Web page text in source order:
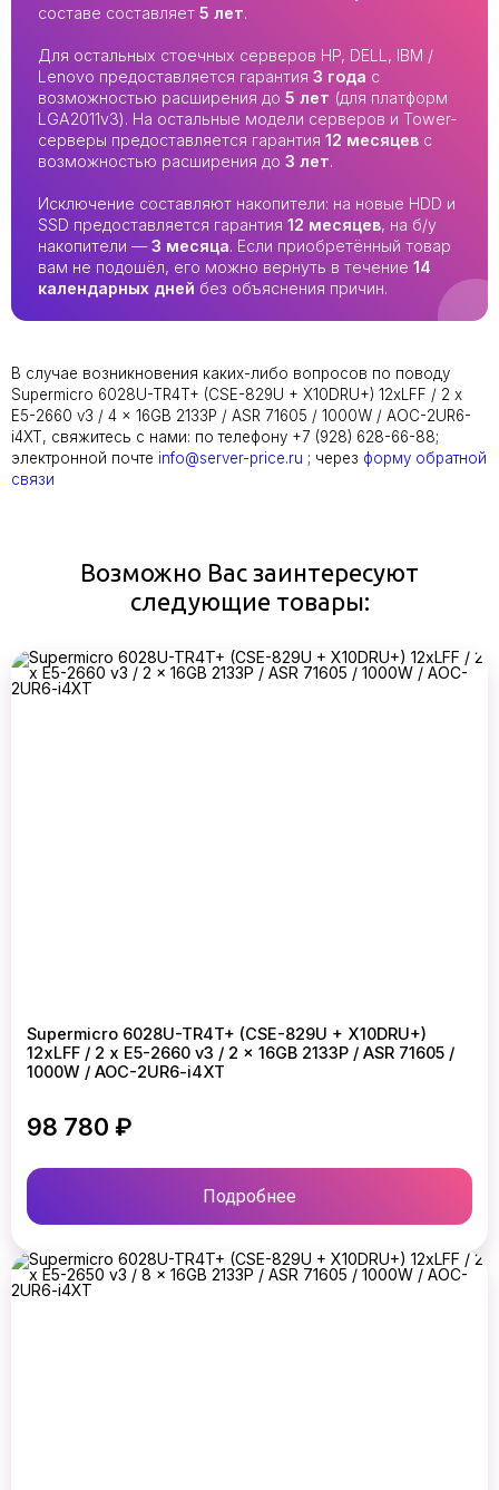
составе составляет 5 лет.
Для остальных стоечных серверов HP, DELL, IBM /
Lenovo предоставляется гарантия 3 года с
возможностью расширения до 5 лет (для платформ
LGA2011v3). На остальные модели серверов и Tower-
серверы предоставляется гарантия 12 месяцев с
возможностью расширения до 3 лет.
Исключение составляют накопители: на новые HDD и
SSD предоставляется гарантия 12 месяцев, на б/у
накопители —3 месяца. Если приобретённый товар
вам не подошёл, его можно вернуть в течение 14
календарных дней без объяснения причин.
В случае возникновения каких-либо вопросов по поводу
Supermicro 6028U-TR4T+ (CSE-829U + X10DRU+) 12xLFF / 2 x
E5-2660 v3 / 4 x 16GB 2133P / ASR 71605 / 1000W / AOC-2UR6-
i4XT, свяжитесь с нами: по телефону +7 (928) 628-66-88;
электронной почте info@server-price.ru ; через форму обратной
связи
Возможно Вас заинтересуют
следующие товары:
Supermicro 6028U-TR4T+ (CSE-829U + X10DRU+)
12xLFF / 2 x E5-2660 v3 / 2 x 16GB 2133P / ASR 71605 /
1000W / AOC-2UR6-i4XT
98 780 ₽
Подробнее